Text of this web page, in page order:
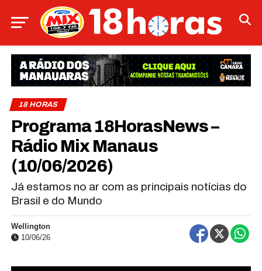
18 HORAS
Programa 18HorasNews​​​​​​​​​​​​ –
Rádio Mix Manaus
(10/06/2026)
Já estamos no ar com as principais notícias do
Brasil e do Mundo
Wellington
10/06/26